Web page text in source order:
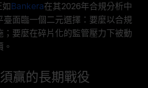
如Bankera在其2026年合規分析中
面臨一個二元選擇：要麼以合規
要麼在碎片化的監管壓力下被動
贏的長期戰役